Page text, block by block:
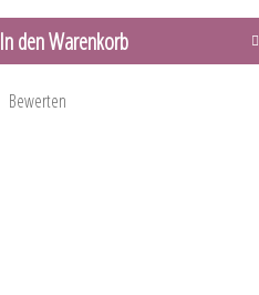
In denWarenkorb
Bewerten